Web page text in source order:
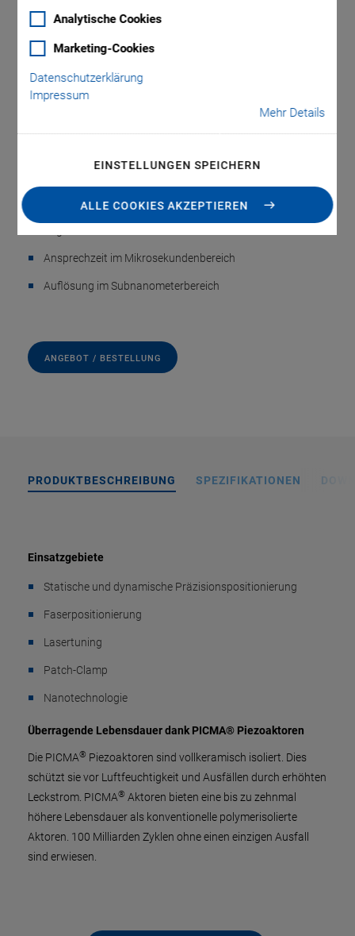
Analytische Cookies
Marketing-Cookies
Datenschutzerklärung
Impressum
Mehr Details
EINSTELLUNGEN SPEICHERN
ALLE COOKIES AKZEPTIEREN
P-810 • P-830
Piezoaktoren
Druckbelastbarkeit bis 1000 N
Ansprechzeit im Mikrosekundenbereich
Auflösung im Subnanometerbereich
ANGEBOT / BESTELLUNG
PRODUKTBESCHREIBUNG SPEZIFIKATIONEN
Einsatzgebiete
Statische und dynamische Präzisionspositionierung
Faserpositionierung
Lasertuning
Patch-Clamp
Nanotechnologie
Überragende Lebensdauer dank PICMA® Piezoaktoren
Die PICMA® Piezoaktoren sind vollkeramisch isoliert. Dies
schützt sie vor Luftfeuchtigkeit und Ausfällen durch erhöhten
Leckstrom. PICMA® Aktoren bieten eine bis zu zehnmal
höhere Lebensdauer als konventionelle polymerisolierte
Aktoren. 100 Milliarden Zyklen ohne einen einzigen Ausfall
sind erwiesen.